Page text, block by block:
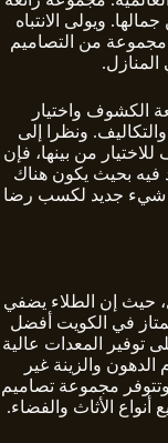
ويولى الانتباه
مجموعة من التصاميم
المنازل.
الكشوف واختيار
ونظرا إلى
من بينها، فإن
فيه بحيث يكون هناك
شيء جديد لكسب رضا
حيث إن الطلاء يضفي
في الكويت أفضل
توفير المعدات عالية
والزينة غير
وتتوفر مجموعة تصاميم
الأثاث والفضاء.